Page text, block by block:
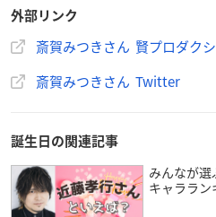
外部リンク
斎賀みつきさん 賢プロダク
斎賀みつきさん Twitter
誕生日の関連記事
みんなが
キャララン